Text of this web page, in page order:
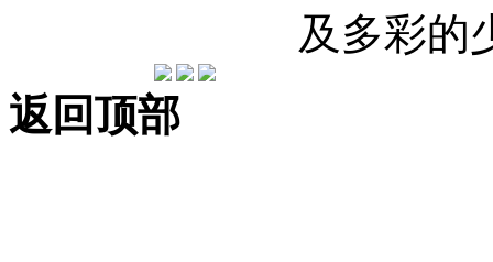
及多彩的
返回顶部